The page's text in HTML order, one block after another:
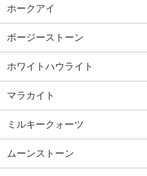
ホークアイ
ボージーストーン
ホワイトハウライト
マラカイト
ミルキークォーツ
ムーンストーン